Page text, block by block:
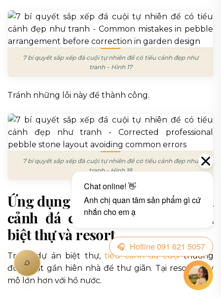
7 bí quyết sắp xếp đá cuội tự nhiên để có tiểu cảnh đẹp như
tranh – Hình 17
Tránh những lỗi này để thành công.
7 bí quyết sắp xếp đá cuội tự nhiên để có tiểu cảnh đẹp như
tranh – Hình 18
Ứng dụng thực tế của bố cục tiểu
cảnh đá cuội trong các dự án
biệt thự và resort
Trong dự án biệt thự,tiểu cảnh đá cuộithường
được đặt gần hiên nhà để thư giãn. Tại resort, quy
mô lớn hơn với hồ nước.